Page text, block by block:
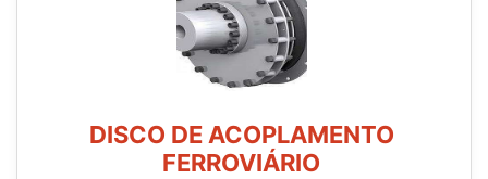
DISCO DE ACOPLAMENTO
FERROVIÁRIO